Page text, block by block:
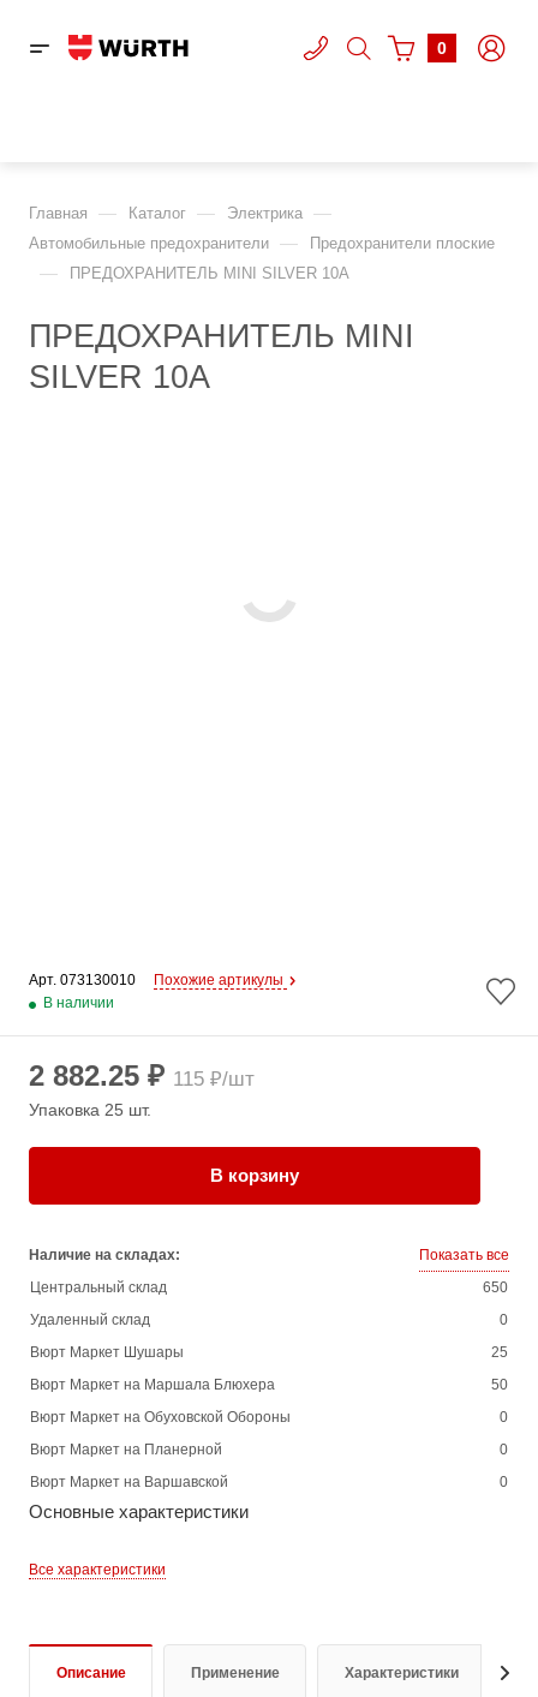
0
Главная — Каталог — Электрика —
Автомобильные предохранители — Предохранители плоские
— ПРЕДОХРАНИТЕЛЬ MINI SILVER 10A
ПРЕДОХРАНИТЕЛЬ MINI
SILVER 10A
Арт. 073130010
Похожие артикулы
В наличии
2 882.25 ₽ 115 ₽/шт
Упаковка 25 шт.
В корзину
Наличие на складах:
Показать все
Центральный склад
650
Удаленный склад
0
Вюрт Маркет Шушары
25
Вюрт Маркет на Маршала Блюхера
50
Вюрт Маркет на Обуховской Обороны
0
Вюрт Маркет на Планерной
0
Вюрт Маркет на Варшавской
0
Основные характеристики
Все характеристики
Описание Применение Характеристики